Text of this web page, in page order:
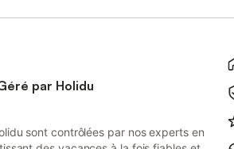
par Holidu
sont contrôlées par nos experts en